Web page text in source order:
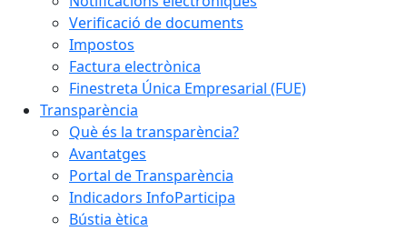
Verificació de documents
Impostos
Factura electrònica
Finestreta Única Empresarial (FUE)
Transparència
Què és la transparència?
Avantatges
Portal de Transparència
Indicadors InfoParticipa
Bústia ètica